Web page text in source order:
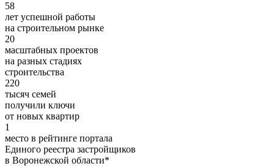
58
лет успешной работы
на строительном рынке
20
масштабных проектов
на разных стадиях
строительства
220
тысяч семей
получили ключи
от новых квартир
1
место в рейтинге портала
Единого реестра застройщиков
в Воронежской области*